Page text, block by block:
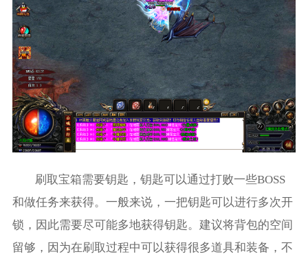
刷取宝箱需要钥匙，钥匙可以通过打败一些BOSS
和做任务来获得。一般来说，一把钥匙可以进行多次开
锁，因此需要尽可能多地获得钥匙。建议将背包的空间
留够，因为在刷取过程中可以获得很多道具和装备，不